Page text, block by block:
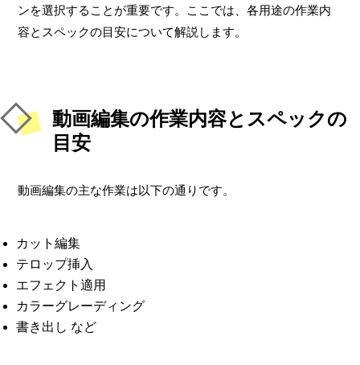
ンを選択することが重要です。ここでは、各用途の作業内
容とスペックの目安について解説します。
動画編集の作業内容とスペックの
目安
動画編集の主な作業は以下の通りです。
カット編集
テロップ挿入
エフェクト適用
カラーグレーディング
書き出し など